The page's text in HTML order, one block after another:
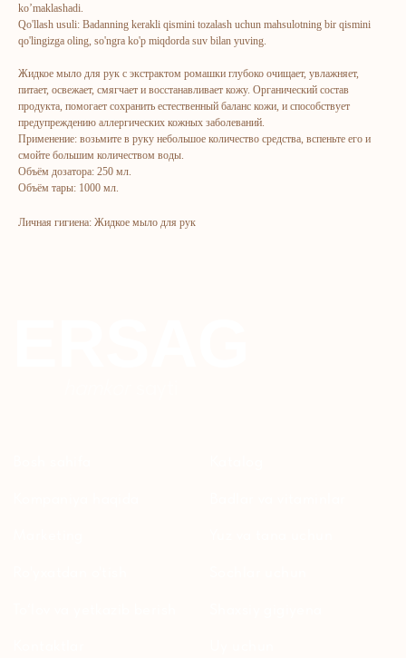
ko’maklashadi.
Qo'llash usuli: Badanning kerakli qismini tozalash uchun mahsulotning bir qismini
qo'lingizga oling, so'ngra ko'p miqdorda suv bilan yuving.
Жидкое мыло для рук с экстрактом ромашки глубоко очищает, увлажняет,
питает, освежает, смягчает и восстанавливает кожу. Органический состав
продукта, помогает сохранить естественный баланс кожи, и способствует
предупреждению аллергических кожных заболеваний.
Применение: возьмите в руку небольшое количество средства, вспеньте его и
смойте большим количеством воды.
Объём дозатора: 250 мл.
Объём тары: 1000 мл.
Личная гигиена: Жидкое мыло для рук
Kompaniya haqida
Kontaktlar
Marketing
Badlar va vitaminlar
Yuz va tana uchun
Sochlar uchun
Shaxsiy gigiyena
Ro'yxatdan o'tish
To‘lov va yetkazib berish